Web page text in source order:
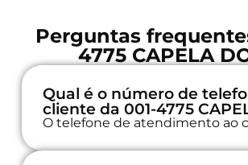
Perguntas
4775 CAPELA
Qual é o número de
cliente da 001-4775
O telefone de atendimento ao